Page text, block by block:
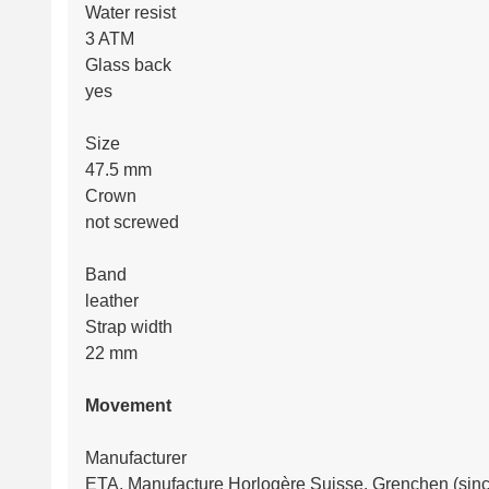
Water resist
3 ATM
Glass back
yes
Size
47.5 mm
Crown
not screwed
Band
leather
Strap width
22 mm
Movement
Manufacturer
ETA, Manufacture Horlogère Suisse, Grenchen